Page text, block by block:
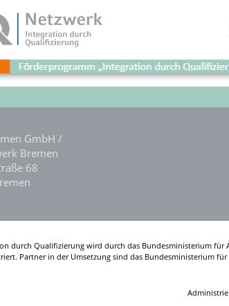
It seems we can’t
Search
for:
GmbH /
Bremen
68
durch Qualifizierung wird durch das Bundesministerium
Partner in der Umsetzung sind das Bundesministerium